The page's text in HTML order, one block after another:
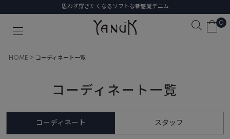
思わず穿きたくなるソフトな新感覚デニム
0
HOME コーディネート一覧
コーディネート一覧
コーディネート スタッフ